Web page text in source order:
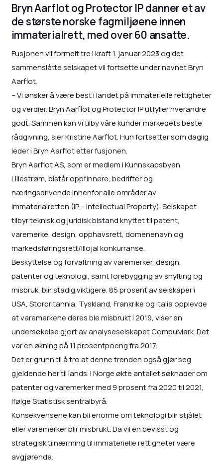
Bryn Aarflot og Protector IP danner et av
de største norske fagmiljøene innen
immaterialrett, med over 60 ansatte.
Fusjonen vil formelt tre i kraft 1. januar 2023 og det
sammenslåtte selskapet vil fortsette under navnet Bryn
Aarflot.
– Vi ønsker å være best i landet på immaterielle rettigheter
og verdier. Bryn Aarflot og Protector IP utfyller hverandre
godt. Sammen kan vi tilby våre kunder markedets beste
rådgivning, sier Kristine Aarflot. Hun fortsetter som daglig
leder i Bryn Aarflot etter fusjonen.
Bryn Aarflot AS, som er medlem i Kunnskapsbyen
Lillestrøm, bistår oppfinnere, bedrifter og
næringsdrivende innenfor alle områder av
immaterialretten (IP – Intellectual Property). Selskapet
tilbyr teknisk og juridisk bistand knyttet til patent,
varemerke, design, opphavsrett, domenenavn og
markedsføringsrett/illojal konkurranse.
Beskyttelse og forvaltning av varemerker, design,
patenter og teknologi, samt forebygging av snylting og
misbruk, blir stadig viktigere. 85 prosent av selskaper i
USA, Storbritannia, Tyskland, Frankrike og Italia opplevde
at varemerkene deres ble misbrukt i 2019, viser en
undersøkelse gjort av analyseselskapet CompuMark. Det
var en økning på 11 prosentpoeng fra 2017.
Det er grunn til å tro at denne trenden også gjør seg
gjeldende her til lands. I Norge økte antallet søknader om
patenter og varemerker med 9 prosent fra 2020 til 2021,
Ifølge Statistisk sentralbyrå.
Konsekvensene kan bli enorme om teknologi blir stjålet
eller varemerker blir misbrukt. Da vil en bevisst og
strategisk tilnærming til immaterielle rettigheter være
avgjørende.